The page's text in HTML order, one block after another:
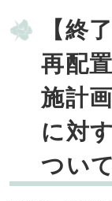
【終
再配
施計
に対
ついて